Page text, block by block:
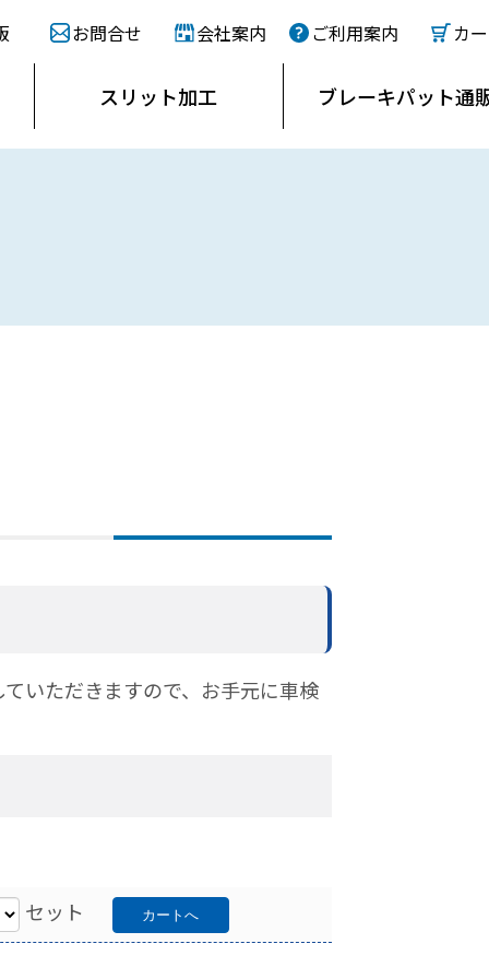
お問合せ 会社案内 ご利用案内 カ
スリット加工 ブレーキパット通
いただきますので、お手元に車検
セット